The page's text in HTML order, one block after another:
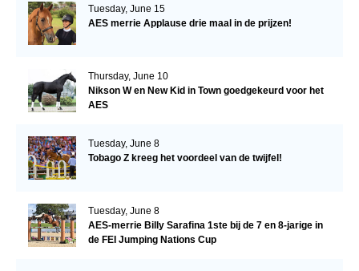
Tuesday, June 15
AES merrie Applause drie maal in de prijzen!
Thursday, June 10
Nikson W en New Kid in Town goedgekeurd voor het
AES
Tuesday, June 8
Tobago Z kreeg het voordeel van de twijfel!
Tuesday, June 8
AES-merrie Billy Sarafina 1ste bij de 7 en 8-jarige in
de FEI Jumping Nations Cup